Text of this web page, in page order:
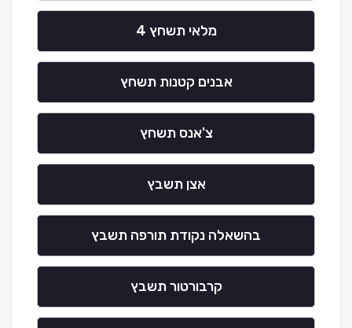
מלאי תשחץ 4
אבנים קטנות תשחץ
צ'אנס תשחץ
אצן תשבץ
בהשאלה נקודת תורפה תשבץ
קרבורטור תשבץ